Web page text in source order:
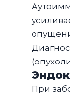
При